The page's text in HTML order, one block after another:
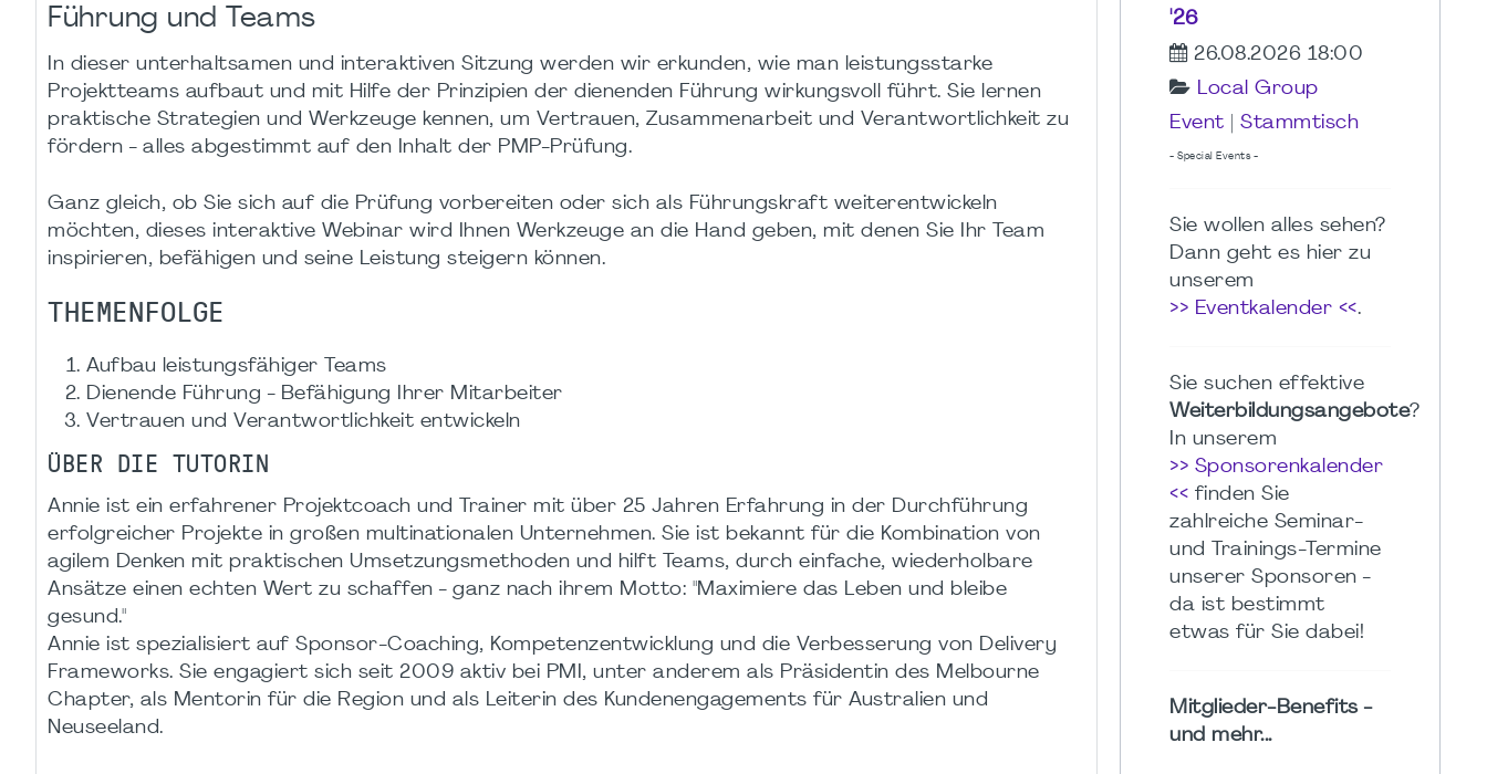
Führung und Teams
In dieser unterhaltsamen und interaktiven Sitzung werden wir erkunden, wie man leistungsstarke
Projektteams aufbaut und mit Hilfe der Prinzipien der dienenden Führung wirkungsvoll führt. Sie lernen
praktische Strategien und Werkzeuge kennen, um Vertrauen, Zusammenarbeit und Verantwortlichkeit zu
fördern - alles abgestimmt auf den Inhalt der PMP-Prüfung.
Ganz gleich, ob Sie sich auf die Prüfung vorbereiten oder sich als Führungskraft weiterentwickeln
möchten, dieses interaktive Webinar wird Ihnen Werkzeuge an die Hand geben, mit denen Sie Ihr Team
inspirieren, befähigen und seine Leistung steigern können.
THEMENFOLGE
Aufbau leistungsfähiger Teams
Dienende Führung - Befähigung Ihrer Mitarbeiter
Vertrauen und Verantwortlichkeit entwickeln
ÜBER DIE TUTORIN
Annie ist ein erfahrener Projektcoach und Trainer mit über 25 Jahren Erfahrung in der Durchführung
erfolgreicher Projekte in großen multinationalen Unternehmen. Sie ist bekannt für die Kombination von
agilem Denken mit praktischen Umsetzungsmethoden und hilft Teams, durch einfache, wiederholbare
Ansätze einen echten Wert zu schaffen - ganz nach ihrem Motto: "Maximiere das Leben und bleibe
gesund."
Annie ist spezialisiert auf Sponsor-Coaching, Kompetenzentwicklung und die Verbesserung von Delivery
Frameworks. Sie engagiert sich seit 2009 aktiv bei PMI, unter anderem als Präsidentin des Melbourne
Chapter, als Mentorin für die Region und als Leiterin des Kundenengagements für Australien und
Neuseeland.
'26
26.08.2026 18:00
Local Group
Event
Stammtisch
- Special Events -
Sie wollen alles sehen?
Dann geht es hier zu
unserem
>> Eventkalender <<.
Sie suchen effektive
Weiterbildungsangebote?
In unserem
>> Sponsorenkalender
<< finden Sie
zahlreiche Seminar-
und Trainings-Termine
unserer Sponsoren -
da ist bestimmt
etwas für Sie dabei!
Mitglieder-Benefits -
und mehr...